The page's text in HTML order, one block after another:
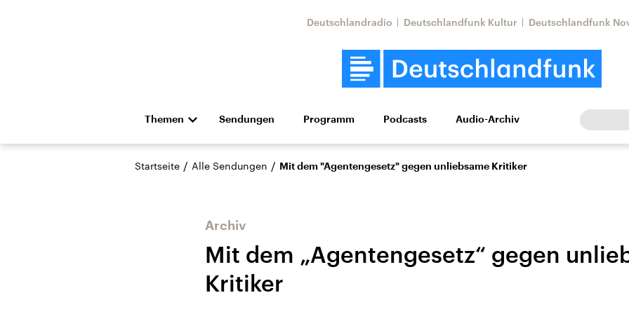
Deutschlandradio Deutschlandfunk Kultur Deutschlandfunk
Themen
Die Nachrichten Politik Wirtschaft Wissen Kultur Europa
Hörspiel und Feature Musik
Landtagswahl Sachsen-
Sendungen Programm Podcasts Audio-Archiv
Startseite / Alle Sendungen / Mit dem "Agentengesetz" gegen unliebsame Kritiker
Archiv
Mit dem „Agentengesetz“ gegen
Kritiker